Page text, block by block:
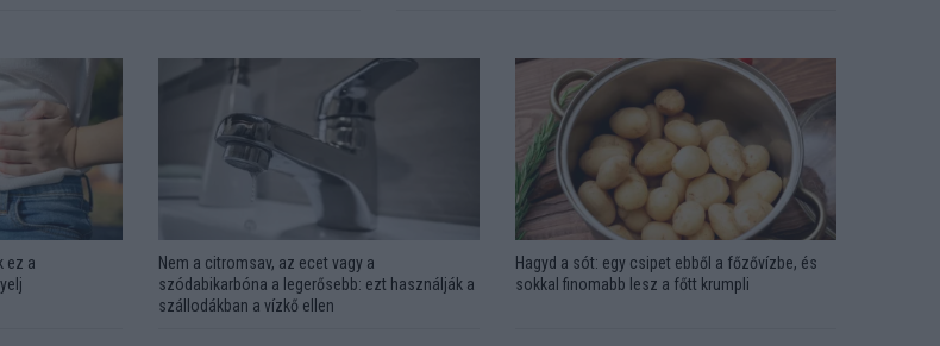
ez a
Nem a citromsav, az ecet vagy a
szódabikarbóna a legerősebb: ezt használják a
szállodákban a vízkő ellen
Hagyd a sót: egy csipet ebből a főzővízbe, és
sokkal finomabb lesz a főtt krumpli